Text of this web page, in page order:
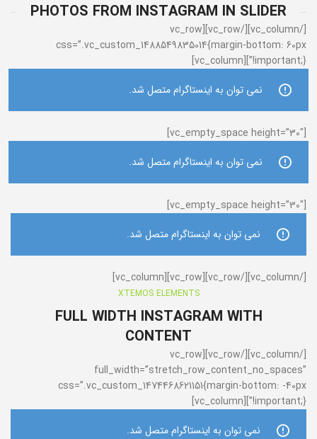
PHOTOS FROM INSTAGRAM IN SLIDER
[/vc_column][/vc_row][vc_row
css=”.vc_custom_1488549835014{margin-bottom: 60px
!important;}”][vc_column]
نمی توان به اینستاگرام متصل شد.
[vc_empty_space height=”30″]
نمی توان به اینستاگرام متصل شد.
[vc_empty_space height=”30″]
نمی توان به اینستاگرام متصل شد.
[/vc_column][/vc_row][vc_row][vc_column]
XTEMOS ELEMENTS
FULL WIDTH INSTAGRAM WITH
CONTENT
[/vc_column][/vc_row][vc_row
full_width=”stretch_row_content_no_spaces”
css=”.vc_custom_1474468621151{margin-bottom: -40px
!important;}”][vc_column]
نمی توان به اینستاگرام متصل شد.